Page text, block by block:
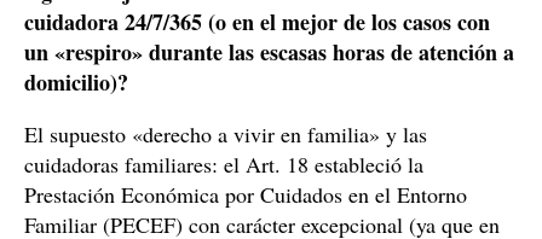
cuidadora 24/7/365 (o en el mejor de los casos con
un «respiro» durante las escasas horas de atención a
domicilio)?
El supuesto «derecho a vivir en familia» y las
cuidadoras familiares: el Art. 18 estableció la
Prestación Económica por Cuidados en el Entorno
Familiar (PECEF) con carácter excepcional (ya que en